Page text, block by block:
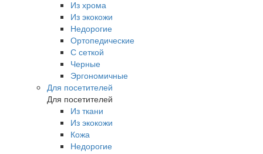
Из хрома
Из экокожи
Недорогие
Ортопедические
С сеткой
Черные
Эргономичные
Для посетителей
Для посетителей
Из ткани
Из экокожи
Кожа
Недорогие